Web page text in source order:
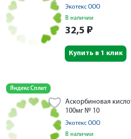
Экотекс ООО
В наличии
32,5 ₽
Купить в 1 клик
Яндекс Сплит
Аскорбиновая
100мг № 10
Экотекс ООО
В наличии